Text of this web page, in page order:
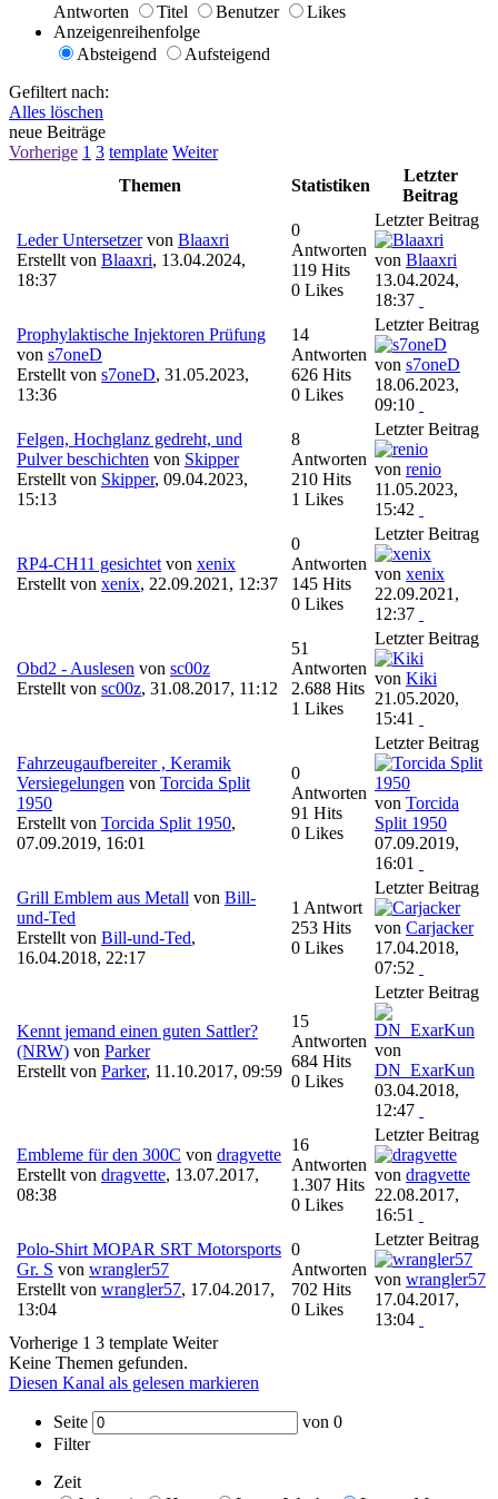
Antworten
Titel Benutzer
Likes
Anzeigenreihenfolge
Absteigend
Aufsteigend
Gefiltert nach:
Alles löschen
neue Beiträge
Vorherige 1 3 template Weiter
Themen
Statistiken
Letzter
Beitrag
Leder Untersetzer von Blaaxri
Erstellt von Blaaxri, 13.04.2024,
18:37
0
Antworten
119 Hits
0 Likes
Letzter Beitrag
von Blaaxri
13.04.2024,
18:37
Prophylaktische Injektoren Prüfung
von s7oneD
Erstellt von s7oneD, 31.05.2023,
13:36
14
Antworten
626 Hits
0 Likes
Letzter Beitrag
von s7oneD
18.06.2023,
09:10
Felgen, Hochglanz gedreht, und
Pulver beschichten von Skipper
Erstellt von Skipper, 09.04.2023,
15:13
8
Antworten
210 Hits
1 Likes
Letzter Beitrag
von renio
11.05.2023,
15:42
RP4-CH11 gesichtet von xenix
Erstellt von xenix, 22.09.2021, 12:37
0
Antworten
145 Hits
0 Likes
Letzter Beitrag
von xenix
22.09.2021,
12:37
Obd2 - Auslesen von sc00z
Erstellt von sc00z, 31.08.2017, 11:12
51
Antworten
2.688 Hits
1 Likes
Letzter Beitrag
von Kiki
21.05.2020,
15:41
Fahrzeugaufbereiter , Keramik
Versiegelungen von Torcida Split
1950
Erstellt von Torcida Split 1950,
07.09.2019, 16:01
0
Antworten
91 Hits
0 Likes
Letzter Beitrag
von Torcida
Split 1950
07.09.2019,
16:01
Grill Emblem aus Metall von Bill-
und-Ted
Erstellt von Bill-und-Ted,
16.04.2018, 22:17
1 Antwort
253 Hits
0 Likes
Letzter Beitrag
von Carjacker
17.04.2018,
07:52
Kennt jemand einen guten Sattler?
(NRW) von Parker
Erstellt von Parker, 11.10.2017, 09:59
15
Antworten
684 Hits
0 Likes
Letzter Beitrag
von
DN_ExarKun
03.04.2018,
12:47
Embleme für den 300C von dragvette
Erstellt von dragvette, 13.07.2017,
08:38
16
Antworten
1.307 Hits
0 Likes
Letzter Beitrag
von dragvette
22.08.2017,
16:51
Polo-Shirt MOPAR SRT Motorsports
Gr. S von wrangler57
Erstellt von wrangler57, 17.04.2017,
13:04
0
Antworten
702 Hits
0 Likes
Letzter Beitrag
von wrangler57
17.04.2017,
13:04
Vorherige 1 3 template Weiter
Keine Themen gefunden.
Diesen Kanal als gelesen markieren
Seite von 0
Filter
Zeit